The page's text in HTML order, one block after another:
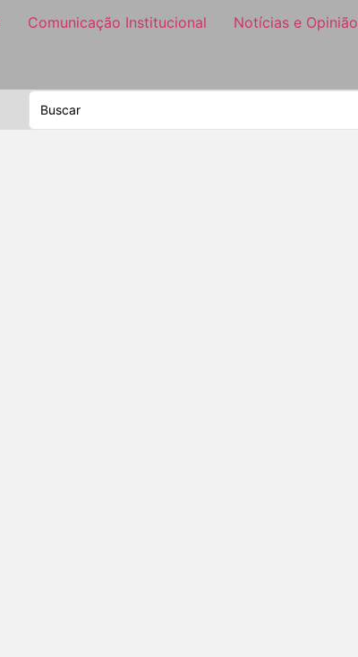
Comunicação Institucional Notícias e Opinião